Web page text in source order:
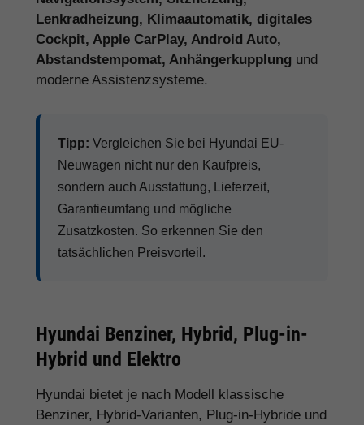
Lenkradheizung, Klimaautomatik, digitales
Cockpit, Apple CarPlay, Android Auto,
Abstandstempomat, Anhängerkupplung und
moderne Assistenzsysteme.
Tipp: Vergleichen Sie bei Hyundai EU-
Neuwagen nicht nur den Kaufpreis,
sondern auch Ausstattung, Lieferzeit,
Garantieumfang und mögliche
Zusatzkosten. So erkennen Sie den
tatsächlichen Preisvorteil.
Hyundai Benziner, Hybrid, Plug-in-
Hybrid und Elektro
Hyundai bietet je nach Modell klassische
Benziner, Hybrid-Varianten, Plug-in-Hybride und